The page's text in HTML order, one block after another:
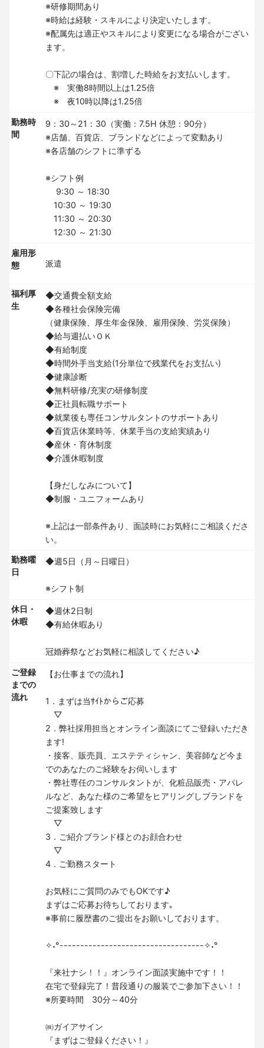
※研修期間あり
※時給は経験・スキルにより決定いたします。
※配属先は適正やスキルにより変更になる場合がござい
ます。
〇下記の場合は、割増した時給をお支払いします。
※ 実働8時間以上は1.25倍
※ 夜10時以降は1.25倍
勤務時
間
9：30～21：30（実働：7.5H 休憩：90分）
※店舗、百貨店、ブランドなどによって変動あり
※各店舗のシフトに準ずる
※シフト例
9:30 ～ 18:30
10:30 ～ 19:30
11:30 ～ 20:30
12:30 ～ 21:30
雇用形
態
派遣
福利厚
生
◆交通費全額支給
◆各種社会保険完備
（健康保険、厚生年金保険、雇用保険、労災保険）
◆給与週払いＯＫ
◆有給制度
◆時間外手当支給(1分単位で残業代をお支払い)
◆健康診断
◆無料研修/充実の研修制度
◆正社員転職サポート
◆就業後も専任コンサルタントのサポートあり
◆百貨店休業時等、休業手当の支給実績あり
◆産休・育休制度
◆介護休暇制度
【身だしなみについて】
◆制服・ユニフォームあり
※上記は一部条件あり、面談時にお気軽にご相談くださ
い。
勤務曜
日
◆週5日（月～日曜日）
※シフト制
休日・
休暇
◆週休2日制
◆有給休暇あり
冠婚葬祭などお気軽に相談してください♪
ご登録
までの
流れ
【お仕事までの流れ】
1．まずは当ｻｲﾄからご応募
▽
2．弊社採用担当とオンライン面談にてご登録いただき
ます!
・接客、販売員、エステティシャン、美容師など今ま
でのあなたのご経験をお伺いします
・弊社専任のコンサルタントが、化粧品販売・アパレ
ルなど、あなた様のご希望をヒアリングしブランドを
ご提案致します
▽
3．ご紹介ブランド様とのお顔合わせ
▽
4．ご勤務スタート
お気軽にご質問のみでもOKです♪
まずはご応募お待ちしております｡
※事前に履歴書のご提出をお願いしております。
✧˖°-----------------------------------✧˖°
『来社ナシ！！』オンライン面談実施中です！！
在宅で登録完了！普段通りの服装でご参加下さい！！
※所要時間 30分～40分
㈱ガイアサイン
『まずはご登録ください！』